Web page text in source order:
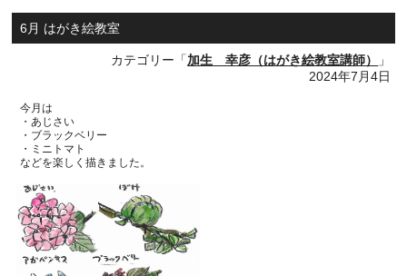
6月 はがき絵教室
カテゴリー「加生 幸彦（はがき絵教室講師）
」
2024年7月4日
今月は
・あじさい
・ブラックベリー
・ミニトマト
などを楽しく描きました。